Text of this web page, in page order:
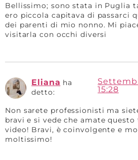
Bellissimo; sono stata in Puglia
ero piccola capitava di passarci
dei parenti di mio nonno. Mi
visitarla con occhi diversi
Eliana ha
detto:
15:28
Non sarete professionisti ma
bravi e si vede che amate
video! Bravi, è coinvolgente e
moltissimo!